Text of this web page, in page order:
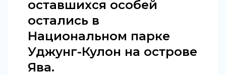
оставшихся особей
остались в
Национальном парке
Уджунг-Кулон на острове
Ява.